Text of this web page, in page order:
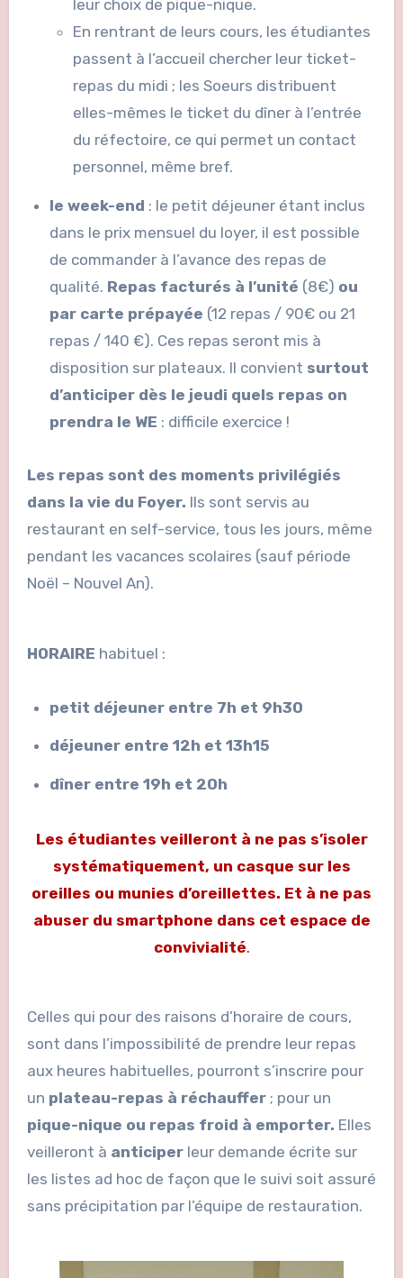
leur choix de pique-nique.
En rentrant de leurs cours, les étudiantes
passent à l’accueil chercher leur ticket-
repas du midi ; les Soeurs distribuent
elles-mêmes le ticket du dîner à l’entrée
du réfectoire, ce qui permet un contact
personnel, même bref.
le week-end : le petit déjeuner étant inclus
dans le prix mensuel du loyer, il est possible
de commander à l’avance des repas de
qualité. Repas facturés à l’unité (8€) ou
par carte prépayée (12 repas / 90€ ou 21
repas / 140 €). Ces repas seront mis à
disposition sur plateaux. Il convient surtout
d’anticiper dès le jeudi quels repas on
prendra le WE : difficile exercice !
Les repas sont des moments privilégiés
dans la vie du Foyer. Ils sont servis au
restaurant en self-service, tous les jours, même
pendant les vacances scolaires (sauf période
Noël – Nouvel An).
HORAIRE habituel :
petit déjeuner entre 7h et 9h30
déjeuner entre 12h et 13h15
dîner entre 19h et 20h
Les étudiantes veilleront à ne pas s’isoler
systématiquement, un casque sur les
oreilles ou munies d’oreillettes. Et à ne pas
abuser du smartphone dans cet espace de
convivialité.
Celles qui pour des raisons d’horaire de cours,
sont dans l’impossibilité de prendre leur repas
aux heures habituelles, pourront s’inscrire pour
un plateau-repas à réchauffer; pour un
pique-nique ou repas froid à emporter. Elles
veilleront à anticiperleur demande écrite sur
les listes ad hoc de façon que le suivi soit assuré
sans précipitation par l’équipe de restauration.